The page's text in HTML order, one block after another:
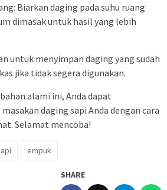
Biarkan daging pada suhu ruang
dimasak untuk hasil yang lebih
untuk menyimpan daging yang sudah
jika tidak segera digunakan.
alami ini, Anda dapat
daging sapi Anda dengan cara
Selamat mencoba!
empuk
SHARE